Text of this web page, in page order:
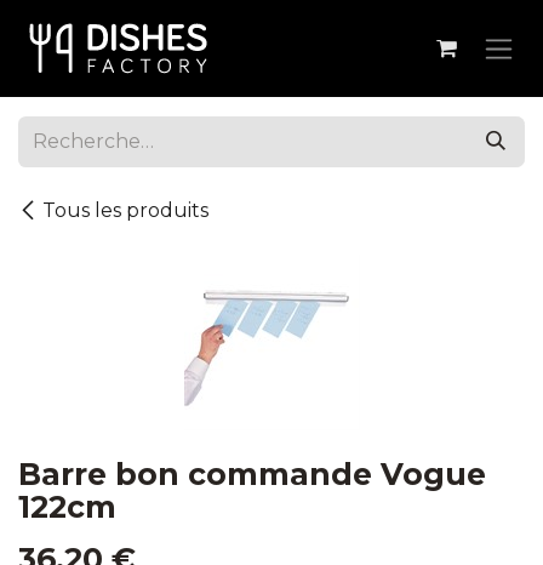
Tous les produits
Barre bon commande Vogue
122cm